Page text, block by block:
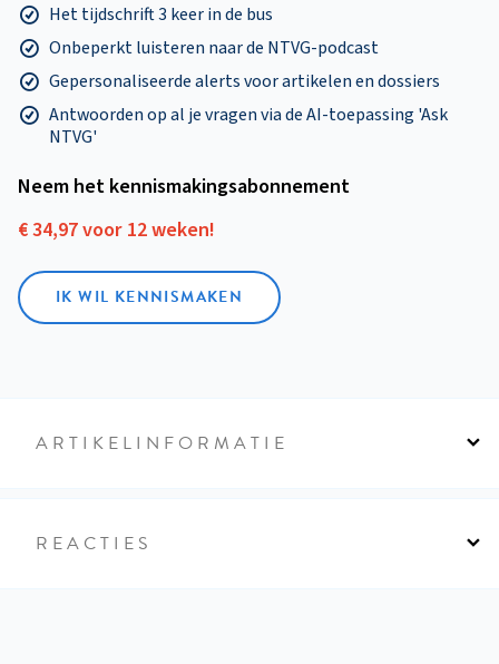
Het tijdschrift 3 keer in de bus
Onbeperkt luisteren naar de NTVG-podcast
Gepersonaliseerde alerts voor artikelen en dossiers
Antwoorden op al je vragen via de AI-toepassing 'Ask
NTVG'
Neem het kennismakings­abonnement
€ 34,97 voor 12 weken!
IK WIL KENNISMAKEN
ARTIKELINFORMATIE
REACTIES